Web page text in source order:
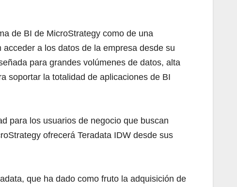
de BI de MicroStrategy como de una
a los datos de la empresa desde su
para grandes volúmenes de datos, alta
soportar la totalidad de aplicaciones de BI
para los usuarios de negocio que buscan
ofrecerá Teradata IDW desde sus
que ha dado como fruto la adquisición de